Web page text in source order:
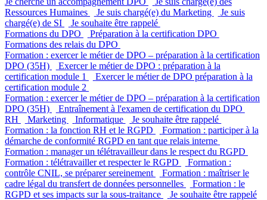
Ressources Humaines
Je suis chargé(e) du Marketing
Je suis
chargé(e) de SI
Je souhaite être rappelé
Formations du DPO
Préparation à la certification DPO
Formations des relais du DPO
Formation : exercer le métier de DPO – préparation à la certification
DPO (35H)
Exercer le métier de DPO : préparation à la
certification module 1
Exercer le métier de DPO préparation à la
certification module 2
Formation : exercer le métier de DPO – préparation à la certification
DPO (35H)
Entraînement à l'examen de certification du DPO
RH
Marketing Informatique
Je souhaite être rappelé
Formation : la fonction RH et le RGPD
Formation : participer à la
démarche de conformité RGPD en tant que relais interne
Formation : manager un télétravailleur dans le respect du RGPD
Formation : télétravailler et respecter le RGPD
Formation :
contrôle CNIL, se préparer sereinement
Formation : maîtriser le
cadre légal du transfert de données personnelles
Formation : le
RGPD et ses impacts sur la sous-traitance
Je souhaite être rappelé